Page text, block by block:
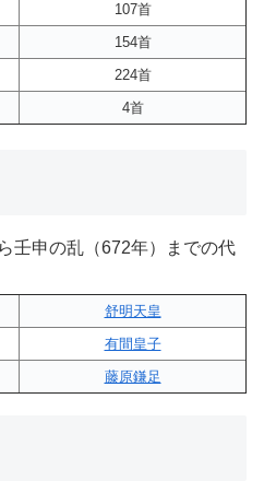
107首
154首
224首
4首
壬申の乱（672年）までの代
舒明天皇
有間皇子
藤原鎌足